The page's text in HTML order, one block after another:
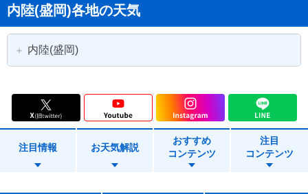
内陸(盛岡)各地の天気
内陸(盛岡)
北上市 遠野市
一関市 二戸市
注目情報 お天気解説
おすすめ
コンテンツ
注目
コンテンツ